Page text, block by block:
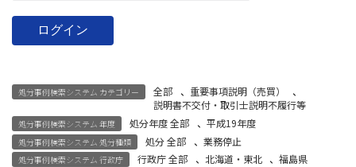
処分事例検索システム カテゴリー 全部 、 重要事項説明（売買）
、
説明書不交付・取引士説明不履行等
処分事例検索システム 年度 処分年度 全部 、 平成19年度
処分事例検索システム 処分種類 処分 全部 、 業務停止
処分事例検索システム 行政庁 行政庁 全部 、 北海道・東北 、福島県